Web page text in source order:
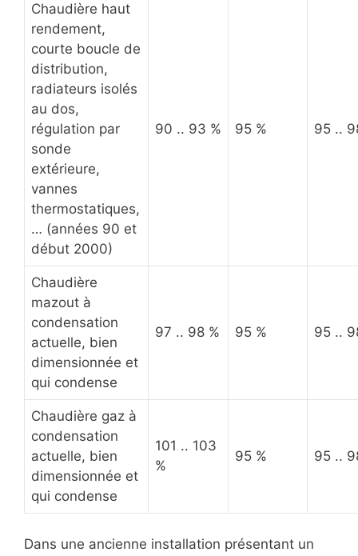
Chaudière haut
rendement,
courte boucle de
distribution,
radiateurs isolés
au dos,
régulation par
sonde
extérieure,
vannes
thermostatiques,
… (années 90 et
début 2000)
90 .. 93 % 95 % 95 ..
Chaudière
mazout à
condensation
actuelle, bien
dimensionnée et
qui condense
97 .. 98 % 95 % 95 ..
Chaudière gaz à
condensation
actuelle, bien
dimensionnée et
qui condense
101 .. 103
%
95 % 95 ..
Dans une ancienne installation présentant un